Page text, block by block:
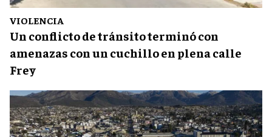
VIOLENCIA
Un conflicto de tránsito terminó con
amenazas con un cuchillo en plena calle
Frey